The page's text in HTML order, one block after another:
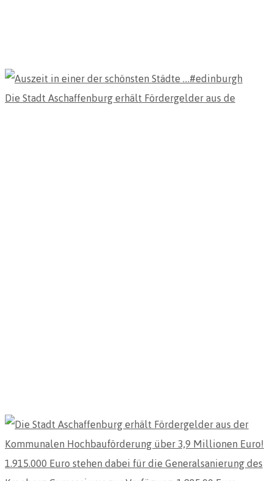
Die Stadt Aschaffenburg erhält Fördergelder aus de